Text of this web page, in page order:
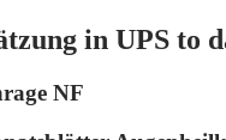
in UPS to
NF